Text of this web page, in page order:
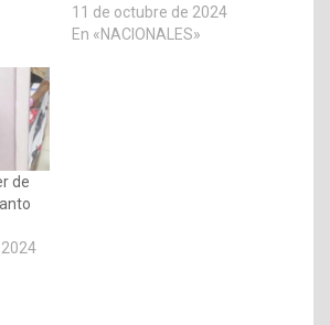
11 de octubre de 2024
En «NACIONALES»
de